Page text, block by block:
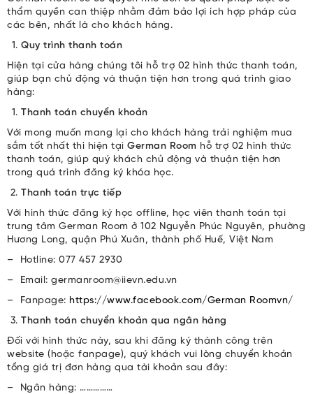
thẩm quyền can thiệp nhằm đảm bảo lợi ích hợp pháp của
các bên, nhất là cho khách hàng.
Quy trình thanh toán
Hiện tại cửa hàng chúng tôi hỗ trợ 02 hình thức thanh toán,
giúp bạn chủ động và thuận tiện hơn trong quá trình giao
hàng:
Thanh toán chuyển khoản
Với mong muốn mang lại cho khách hàng trải nghiệm mua
sắm tốt nhất thì hiện tại German Room hỗ trợ 02 hình thức
thanh toán, giúp quý khách chủ động và thuận tiện hơn
trong quá trình đăng ký khóa học.
Thanh toán trực tiếp
Với hình thức đăng ký học offline, học viên thanh toán tại
trung tâm German Room ở 102 Nguyễn Phúc Nguyên, phường
Hương Long, quận Phú Xuân, thành phố Huế, Việt Nam
– Hotline: 077 457 2930
– Email: germanroom@iievn.edu.vn
– Fanpage: https://www.facebook.com/German Roomvn/
Thanh toán chuyển khoản qua ngân hàng
Đối với hình thức này, sau khi đăng ký thành công trên
website (hoặc fanpage), quý khách vui lòng chuyển khoản
tổng giá trị đơn hàng qua tài khoản sau đây:
– Ngân hàng: ……………